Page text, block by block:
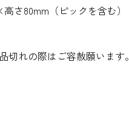
さ80mm（ピックを含む）
れの際はご容赦願います。